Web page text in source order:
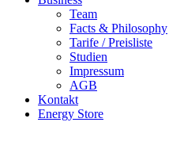
Team
Facts & Philosophy
Tarife / Preisliste
Studien
Impressum
AGB
Kontakt
Energy Store